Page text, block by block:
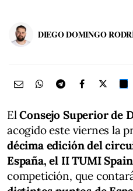
DIEGO DOMINGO
ElConsejo Superior de
acogido este viernes la
décima edición del
España, el II TUMI
competición, que